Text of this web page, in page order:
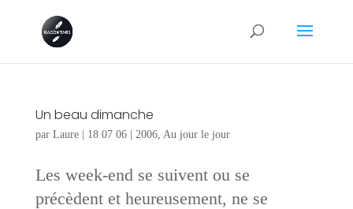
Un beau dimanche
par Laure| 18 07 06| 2006, Au jour le jour
Les week-end se suivent ou se
précèdent et heureusement, ne se